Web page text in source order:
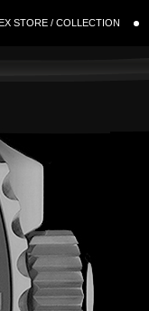
STORE / COLLECTION